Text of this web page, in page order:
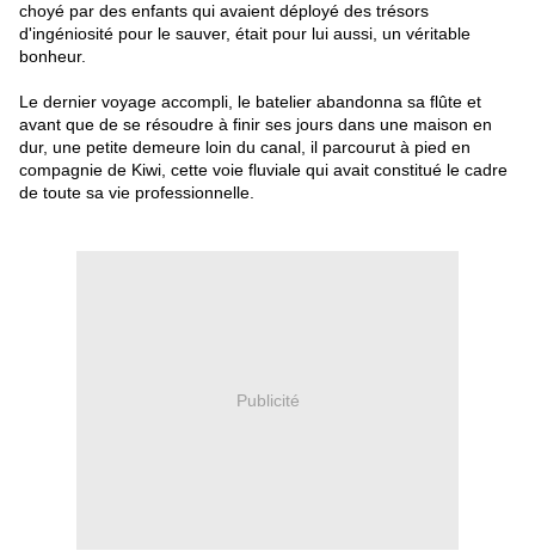
choyé par des enfants qui avaient déployé des trésors
d'ingéniosité pour le sauver, était pour lui aussi, un véritable
bonheur.
Le dernier voyage accompli, le batelier abandonna sa flûte et
avant que de se résoudre à finir ses jours dans une maison en
dur, une petite demeure loin du canal, il parcourut à pied en
compagnie de Kiwi, cette voie fluviale qui avait constitué le cadre
de toute sa vie professionnelle.
Publicité